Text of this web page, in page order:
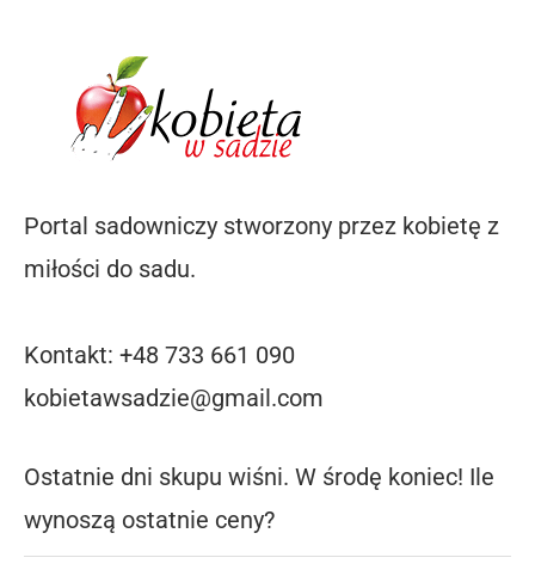
Portal sadowniczy stworzony przez kobietę z
miłości do sadu.
Kontakt: +48 733 661 090
kobietawsadzie@gmail.com
Ostatnie dni skupu wiśni. W środę koniec! Ile
wynoszą ostatnie ceny?